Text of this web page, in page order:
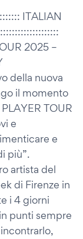
ITALIAN
2025 –
della nuova
il momento
TOUR
e
e
più”.
artista del
di Firenze in
i 4 giorni
punti sempre